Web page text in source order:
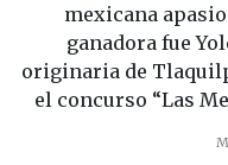
mexicana
ganadora fue
originaria de
el concurso “Las